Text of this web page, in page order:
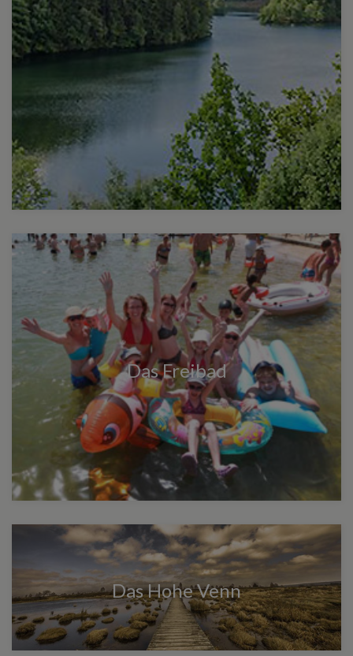
Das Freibad
Das Hohe Venn